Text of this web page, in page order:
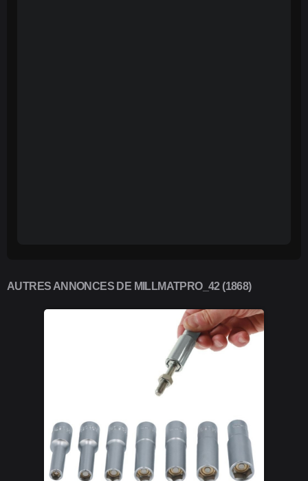
AUTRES ANNONCES DE MILLMATPRO_42 (1868)